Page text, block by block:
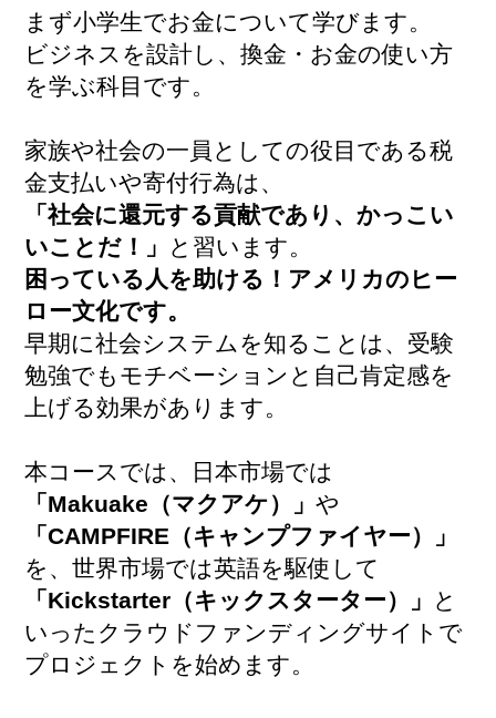
まず小学生でお金について学びます。
ビジネスを設計し、換金・お金の使い方
を学ぶ科目です。
家族や社会の一員としての役目である税
金支払いや寄付行為は、
「社会に還元する貢献であり、かっこい
いことだ！」
と習います。
困っている人を助ける！アメリカのヒー
ロー文化です。
早期に社会システムを知ることは、受験
勉強でもモチベーションと自己肯定感を
上げる効果があります。
本コースでは、日本市場では
「Makuake（マクアケ）」や
「CAMPFIRE（キャンプファイヤー）」
を、世界市場では英語を駆使して
「Kickstarter（キックスターター）」
と
いったクラウドファンディングサイトで
プロジェクトを始めます。